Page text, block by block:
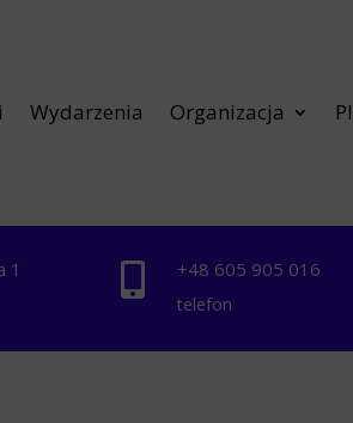
Wydarzenia Organizacja
1  +48 ‭605 905 016‬
telefon